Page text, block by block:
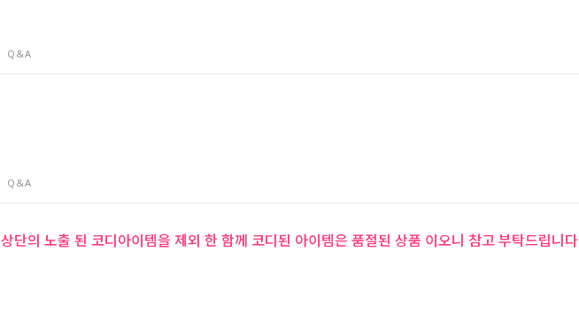
Q&A
Q&A
상단의 노출 된 코디아이템을 제외 한 함께 코디된 아이템은 품절된 상품 이오니 참고 부탁드립니다